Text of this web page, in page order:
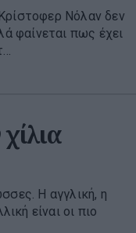
Νόλαν δεν
φαίνεται πως έχει
Η αγγλική, η
είναι οι πιο